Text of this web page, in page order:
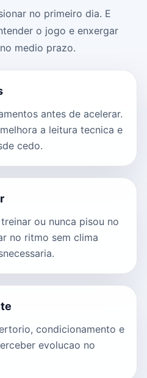
no primeiro dia. E
o jogo e enxergar
medio prazo.
antes de acelerar.
a leitura tecnica e
cedo.
ou nunca pisou no
no ritmo sem clima
condicionamento e
evolucao no